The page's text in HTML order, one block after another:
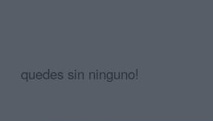
quedes sin ninguno!